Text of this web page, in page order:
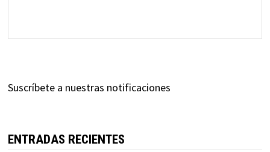
Suscríbete a nuestras notificaciones
ENTRADAS RECIENTES